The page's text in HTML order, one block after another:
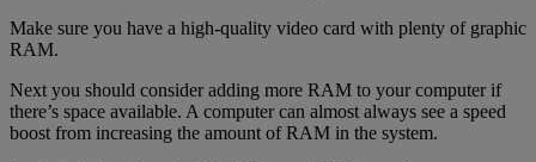
Make sure you have a high-quality video card with plenty of graphic
RAM.
Next you should consider adding more RAM to your computer if
there’s space available. A computer can almost always see a speed
boost from increasing the amount of RAM in the system.